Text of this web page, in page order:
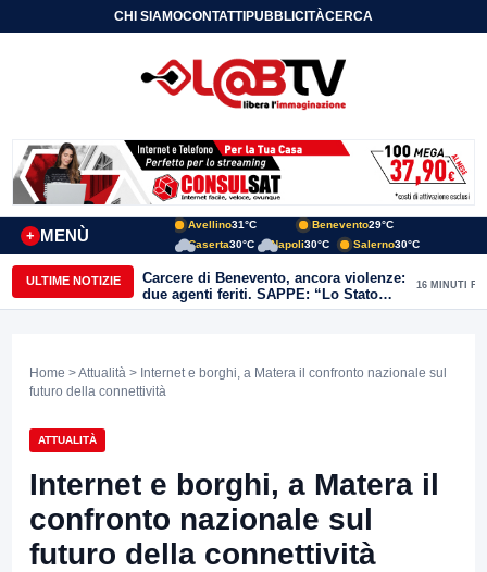
CHI SIAMOCONTATTIPUBBLICITÀCERCA
MENÙ
+
Avellino31°C Benevento29°C
Caserta30°C Napoli30°C Salerno30°C
ULTIME NOTIZIE
Carcere di Benevento, ancora violenze:
due agenti feriti. SAPPE: “Lo Stato
non può arretrare”
16 MINUTI FA
Home >Attualità > Internet e borghi, a Matera il confronto nazionale sul
futuro della connettività
ATTUALITÀ
Internet e borghi, a Matera il
confronto nazionale sul
futuro della connettività